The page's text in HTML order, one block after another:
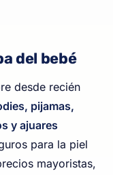
del bebé
desde recién
pijamas,
y ajuares
para la piel
mayoristas,